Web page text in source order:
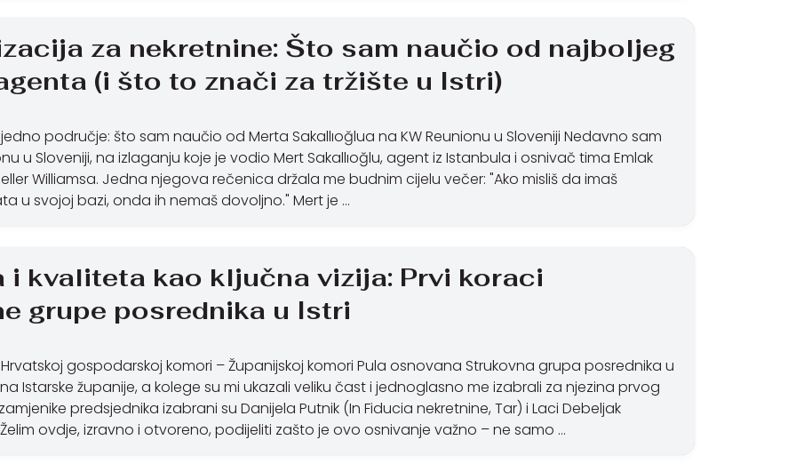
za nekretnine: Što sam naučio od najboljeg
(i što to znači za tržište u Istri)
područje: što sam naučio od Merta Sakallıoğlua na KW Reunionu u Sloveniji Nedavno sam
u Sloveniji, na izlaganju koje je vodio Mert Sakallıoğlu, agent iz Istanbula i osnivač tima Emlak
Williamsa. Jedna njegova rečenica držala me budnim cijelu večer: "Ako misliš da imaš
u svojoj bazi, onda ih nemaš dovoljno." Mert je …
i kvaliteta kao ključna vizija: Prvi koraci
grupe posrednika u Istri
gospodarskoj komori – Županijskoj komori Pula osnovana Strukovna grupa posrednika u
Istarske županije, a kolege su mi ukazali veliku čast i jednoglasno me izabrali za njezina prvog
predsjednika izabrani su Danijela Putnik (In Fiducia nekretnine, Tar) i Laci Debeljak
ovdje, izravno i otvoreno, podijeliti zašto je ovo osnivanje važno – ne samo …